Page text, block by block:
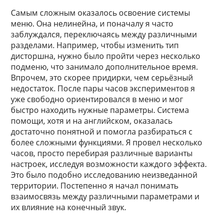
Самым сложным оказалось освоение системы
меню. Она нелинейна, и поначалу я часто
заблуждался, переключаясь между различными
разделами. Например, чтобы изменить тип
дисторшна, нужно было пройти через несколько
подменю, что занимало дополнительное время.
Впрочем, это скорее придирки, чем серьёзный
недостаток. После пары часов экспериментов я
уже свободно ориентировался в меню и мог
быстро находить нужные параметры. Система
помощи, хотя и на английском, оказалась
достаточно понятной и помогла разбираться с
более сложными функциями. Я провел несколько
часов, просто перебирая различные варианты
настроек, исследуя возможности каждого эффекта.
Это было подобно исследованию неизведанной
территории. Постепенно я начал понимать
взаимосвязь между различными параметрами и
их влияние на конечный звук.